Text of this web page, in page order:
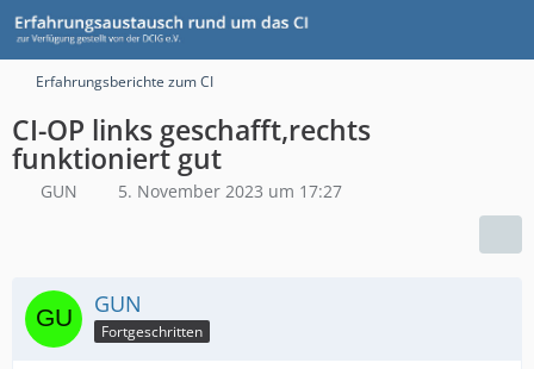
Erfahrungsberichte zum CI
CI-OP links geschafft,rechts
funktioniert gut
GUN 5. November 2023 um 17:27
GUN
Fortgeschritten